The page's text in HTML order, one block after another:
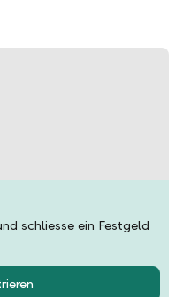
schliesse ein Festgeld